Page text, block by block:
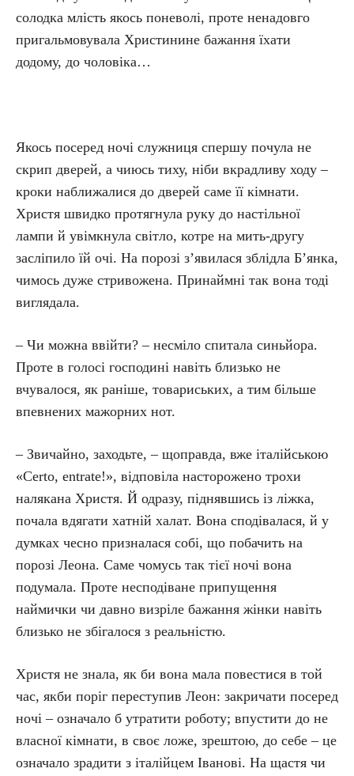
солодка млість якось поневолі, проте ненадовго
пригальмовувала Христинине бажання їхати
додому, до чоловіка…
Якось посеред ночі служниця спершу почула не
скрип дверей, а чиюсь тиху, ніби вкрадливу ходу –
кроки наближалися до дверей саме її кімнати.
Христя швидко протягнула руку до настільної
лампи й увімкнула світло, котре на мить-другу
засліпило їй очі. На порозі з’явилася зблідла Б’янка,
чимось дуже стривожена. Принаймні так вона тоді
виглядала.
– Чи можна ввійти? – несміло спитала синьйора.
Проте в голосі господині навіть близько не
вчувалося, як раніше, товариських, а тим більше
впевнених мажорних нот.
– Звичайно, заходьте, – щоправда, вже італійською
«Certo, entrate!», відповіла насторожено трохи
налякана Христя. Й одразу, піднявшись із ліжка,
почала вдягати хатній халат. Вона сподівалася, й у
думках чесно призналася собі, що побачить на
порозі Леона. Саме чомусь так тієї ночі вона
подумала. Проте несподіване припущення
наймички чи давно визріле бажання жінки навіть
близько не збігалося з реальністю.
Христя не знала, як би вона мала повестися в той
час, якби поріг переступив Леон: закричати посеред
ночі – означало б утратити роботу; впустити до не
власної кімнати, в своє ложе, зрештою, до себе – це
означало зрадити з італійцем Іванові. На щастя чи